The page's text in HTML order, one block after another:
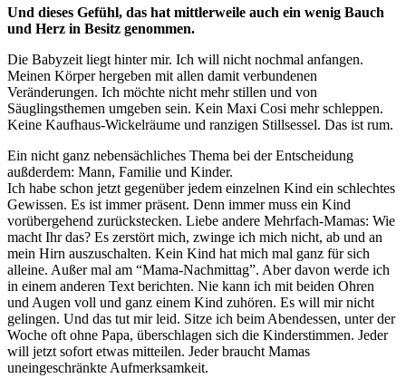
Und dieses Gefühl, das hat mittlerweile auch ein wenig Bauch
und Herz in Besitz genommen.
Die Babyzeit liegt hinter mir. Ich will nicht nochmal anfangen.
Meinen Körper hergeben mit allen damit verbundenen
Veränderungen. Ich möchte nicht mehr stillen und von
Säuglingsthemen umgeben sein. Kein Maxi Cosi mehr schleppen.
Keine Kaufhaus-Wickelräume und ranzigen Stillsessel. Das ist rum.
Ein nicht ganz nebensächliches Thema bei der Entscheidung
außderdem: Mann, Familie und Kinder.
Ich habe schon jetzt gegenüber jedem einzelnen Kind ein schlechtes
Gewissen. Es ist immer präsent. Denn immer muss ein Kind
vorübergehend zurückstecken. Liebe andere Mehrfach-Mamas: Wie
macht Ihr das? Es zerstört mich, zwinge ich mich nicht, ab und an
mein Hirn auszuschalten. Kein Kind hat mich mal ganz für sich
alleine. Außer mal am “Mama-Nachmittag”. Aber davon werde ich
in einem anderen Text berichten. Nie kann ich mit beiden Ohren
und Augen voll und ganz einem Kind zuhören. Es will mir nicht
gelingen. Und das tut mir leid. Sitze ich beim Abendessen, unter der
Woche oft ohne Papa, überschlagen sich die Kinderstimmen. Jeder
will jetzt sofort etwas mitteilen. Jeder braucht Mamas
uneingeschränkte Aufmerksamkeit.